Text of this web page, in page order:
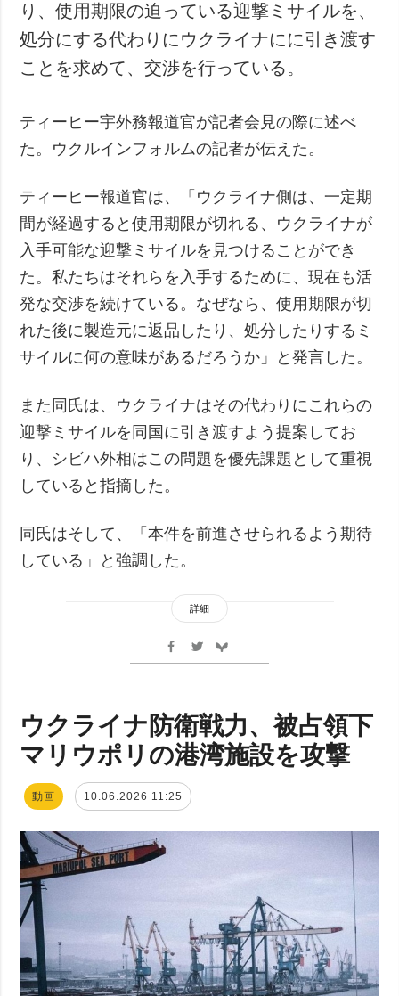
り、使用期限の迫っている迎撃ミサイルを、
処分にする代わりにウクライナにに引き渡す
ことを求めて、交渉を行っている。
ティーヒー宇外務報道官が記者会見の際に述べ
た。ウクルインフォルムの記者が伝えた。
ティーヒー報道官は、「ウクライナ側は、一定期
間が経過すると使用期限が切れる、ウクライナが
入手可能な迎撃ミサイルを見つけることができ
た。私たちはそれらを入手するために、現在も活
発な交渉を続けている。なぜなら、使用期限が切
れた後に製造元に返品したり、処分したりするミ
サイルに何の意味があるだろうか」と発言した。
また同氏は、ウクライナはその代わりにこれらの
迎撃ミサイルを同国に引き渡すよう提案してお
り、シビハ外相はこの問題を優先課題として重視
していると指摘した。
同氏はそして、「本件を前進させられるよう期待
している」と強調した。
詳細
ウクライナ防衛戦力、被占領下
マリウポリの港湾施設を攻撃
動画 10.06.2026 11:25